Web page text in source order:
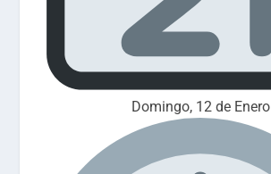
Domingo, 12 de Enero